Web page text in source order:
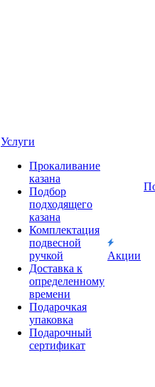
Услуги
Прокаливание
казана
Подбор
подходящего
казана
Комплектация
подвесной
ручкой
Доставка к
определенному
времени
Подарочкая
упаковка
Подарочный
сертификат
Акции